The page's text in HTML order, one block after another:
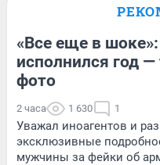
«Все еще в
исполнился год
фото
2 часа 1 630 1
Уважал иноагентов и
эксклюзивные
мужчины за фейки об